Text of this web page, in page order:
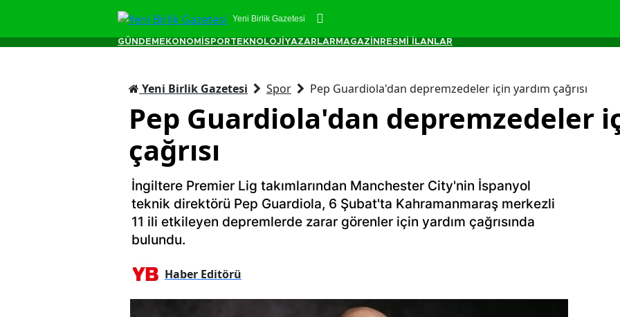
Yeni Birlik Gazetesi
GÜNDEM EKONOMİ SPORTEKNOLOJİ YAZARLAR MAGAZİN RESMİ İLANLAR
Yeni Birlik Gazetesi Spor Pep Guardiola'dan depremzedeler için yardım çağrısı
Pep Guardiola'dan depremzedeler
çağrısı
İngiltere Premier Lig takımlarından Manchester City'nin İspanyol
teknik direktörü Pep Guardiola, 6 Şubat'ta Kahramanmaraş merkezli
11 ili etkileyen depremlerde zarar görenler için yardım çağrısında
bulundu.
Haber Editörü